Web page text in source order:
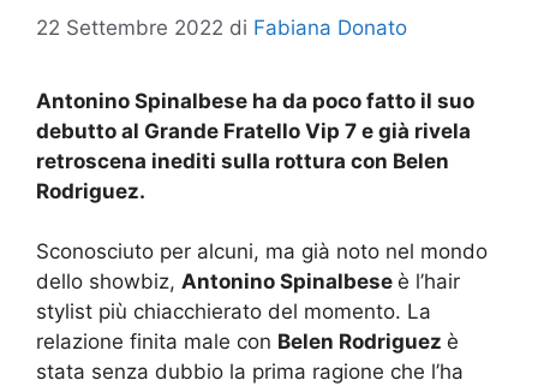
22 Settembre 2022 di Fabiana Donato
Antonino Spinalbese ha da poco fatto il suo
debutto al Grande Fratello Vip 7 e già rivela
retroscena inediti sulla rottura con Belen
Rodriguez.
Sconosciuto per alcuni, ma già noto nel mondo
dello showbiz, Antonino Spinalbese è l’hair
stylist più chiacchierato del momento. La
relazione finita male con Belen Rodriguez è
stata senza dubbio la prima ragione che l’ha